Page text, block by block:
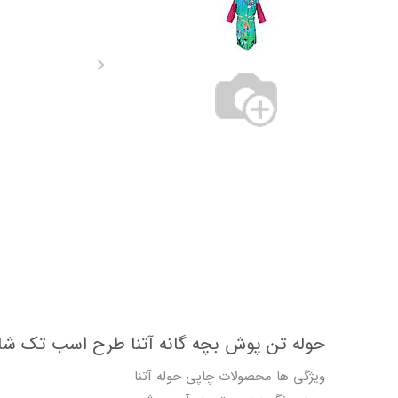
حوله تن پوش بچه گانه آتنا طرح اسب تک
ویژگی ها محصولات چاپی حوله آتنا